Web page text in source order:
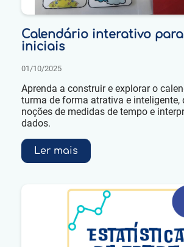
Calendário interativo
iniciais
01/10/2025
Aprenda a construir e explorar o
turma de forma atrativa e inteligente,
noções de medidas de tempo e
dados.
Ler mais